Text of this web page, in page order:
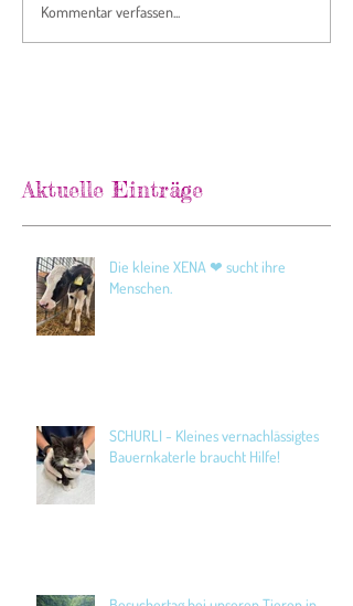
Kommentar verfassen...
Aktuelle Einträge
Die kleine XENA ❤ sucht ihre
Menschen.
SCHURLI - Kleines vernachlässigtes
Bauernkaterle braucht Hilfe!